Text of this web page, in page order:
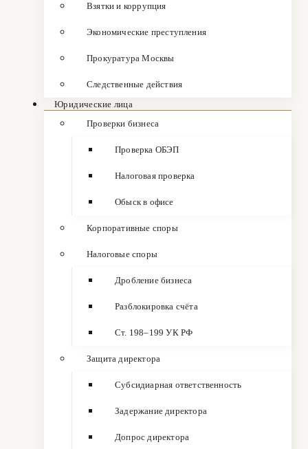
Взятки и коррупция
Экономические преступления
Прокуратура Москвы
Следственные действия
Юридические лица
Проверки бизнеса
Проверка ОБЭП
Налоговая проверка
Обыск в офисе
Корпоративные споры
Налоговые споры
Дробление бизнеса
Разблокировка счёта
Ст. 198–199 УК РФ
Защита директора
Субсидиарная ответственность
Задержание директора
Допрос директора